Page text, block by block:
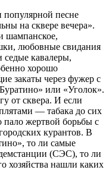
популярной песне
на сквере вечера».
шампанское,
любовные свидания
кавалеры,
хорошо
закаты через фужер с
или «Уголок».
от сквера. И если
— табака до сих
пало жертвой борьбы с
курантов. В
то ли самые
(СЭС), то ли
хозяйства нашли каких